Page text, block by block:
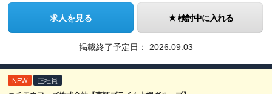
求人を見る 検討中に入れる
掲載終了予定日： 2026.09.03
NEW 正社員